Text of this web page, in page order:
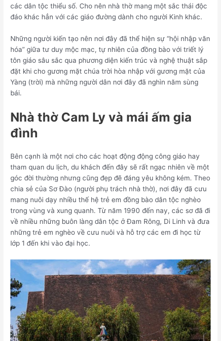
các dân tộc thiểu số. Cho nên nhà thờ mang một sắc thái độc
đáo khác hẳn với các giáo đường dành cho người Kinh khác.
Những người kiến tạo nên nơi đây đã thể hiện sự “hội nhập văn
hóa” giữa tư duy mộc mạc, tự nhiên của đồng bào với triết lý
tôn giáo sâu sắc qua phương diện kiến trúc và nghệ thuật sắp
đặt khi cho gương mặt chúa trời hòa nhập với gương mặt của
Yàng (trời) mà những người dân nơi đây đã nghìn năm sùng
bái.
Nhà thờ Cam Ly và mái ấm gia
đình
Bên cạnh là một nơi cho các hoạt động động công giáo hay
tham quan du lịch, du khách đến đây sẽ rất ngạc nhiên về một
góc đời thường nhưng cũng đẹp đẽ đáng yêu không kém. Theo
chia sẻ của Sơ Đào (người phụ trách nhà thờ), nơi đây đã cưu
mang nuôi dạy nhiều thế hệ trẻ em đồng bào dân tộc nghèo
trong vùng và xung quanh. Từ năm 1990 đến nay, các sơ đã đi
về nhiều những buôn làng dân tộc ở Đam Rông, Di Linh và đưa
những trẻ em nghèo về cưu nuôi và hỗ trợ các em đi học từ
lớp 1 đến khi vào đại học.